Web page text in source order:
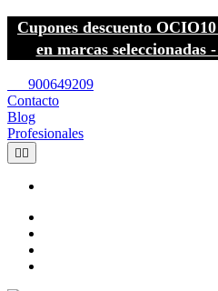
Cupones descuento
en marcas seleccionadas
900649209
Contacto
Blog
Profesionales
 